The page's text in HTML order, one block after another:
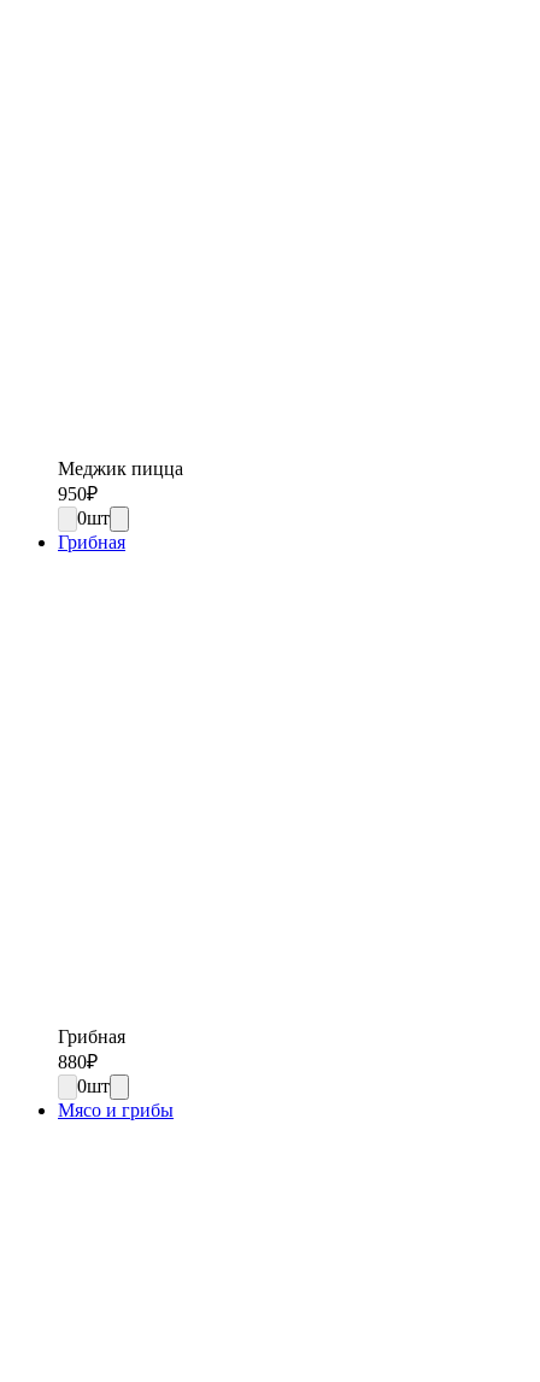
Меджик пицца
950₽
0шт
Грибная
Грибная
880₽
0шт
Мясо и грибы